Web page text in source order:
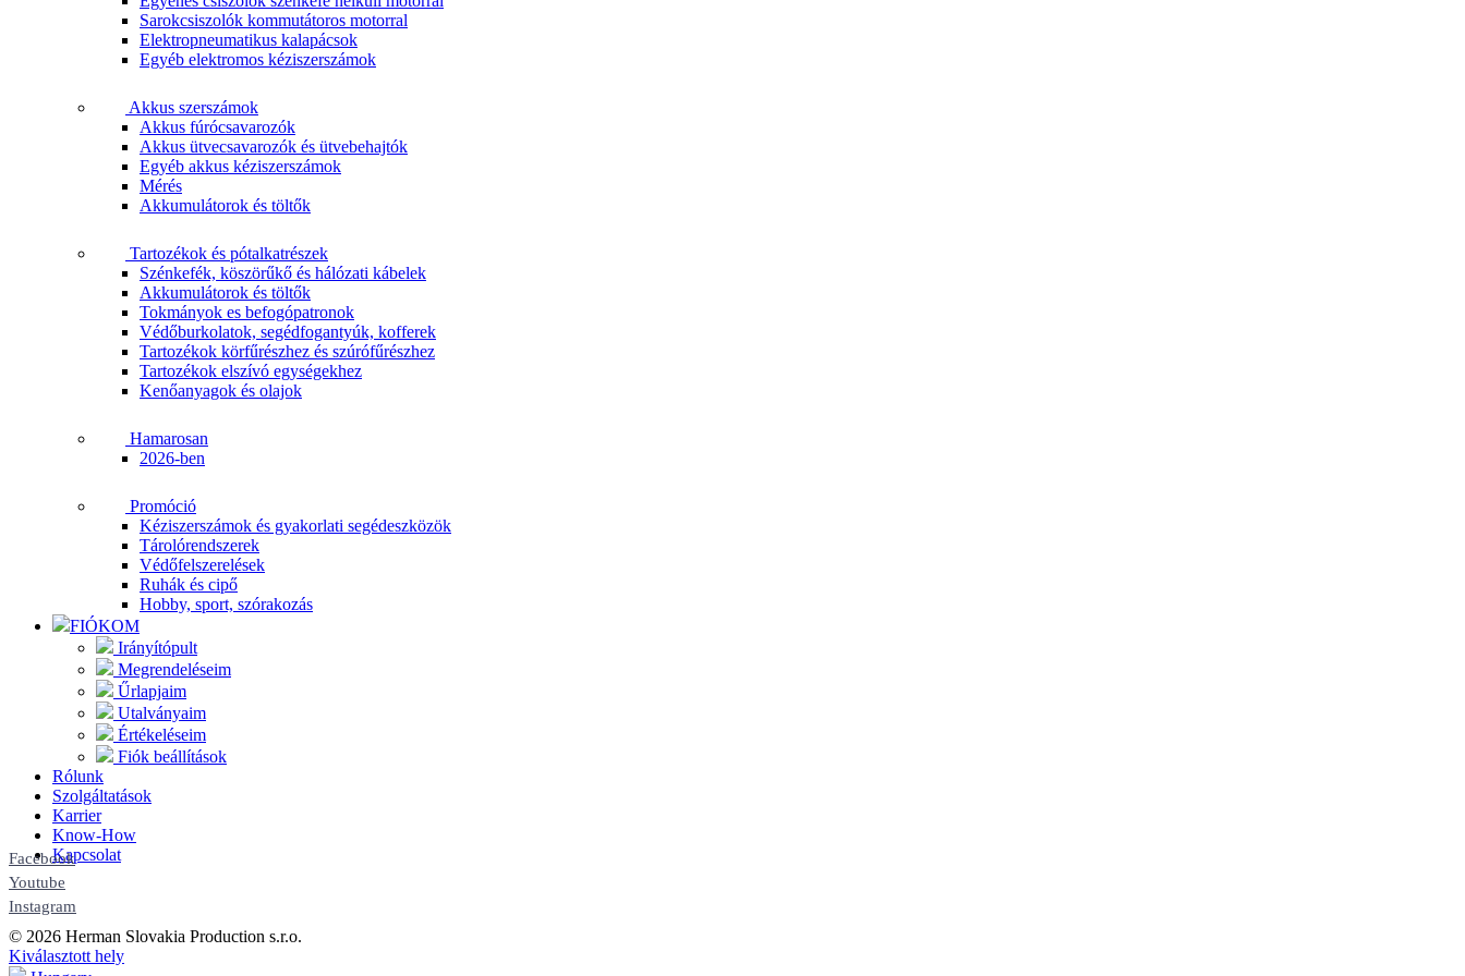
Sarokcsiszolók kommutátoros motorral
Elektropneumatikus kalapácsok
Egyéb elektromos kéziszerszámok
Akkus szerszámok
Akkus fúrócsavarozók
Akkus ütvecsavarozók és ütvebehajtók
Egyéb akkus kéziszerszámok
Mérés
Akkumulátorok és töltők
Tartozékok és pótalkatrészek
Szénkefék, köszörűkő és hálózati kábelek
Akkumulátorok és töltők
Tokmányok es befogópatronok
Védőburkolatok, segédfogantyúk, kofferek
Tartozékok körfűrészhez és szúrófűrészhez
Tartozékok elszívó egységekhez
Kenőanyagok és olajok
Hamarosan
2026-ben
Promóció
Kéziszerszámok és gyakorlati segédeszközök
Tárolórendszerek
Védőfelszerelések
Ruhák és cipő
Hobby, sport, szórakozás
FIÓKOM
Irányítópult
Megrendeléseim
Űrlapjaim
Utalványaim
Értékeléseim
Fiók beállítások
Rólunk
Szolgáltatások
Karrier
Know-How
Kapcsolat
Facebook
Youtube
Instagram
© 2026 Herman Slovakia Production s.r.o.
Kiválasztott hely